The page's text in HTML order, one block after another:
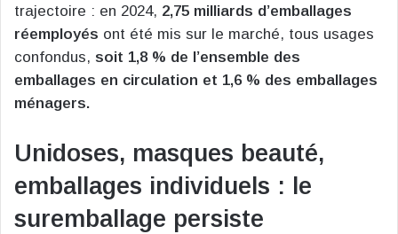
trajectoire : en 2024, 2,75 milliards d’emballages
réemployés ont été mis sur le marché, tous usages
confondus, soit 1,8 % de l’ensemble des
emballages en circulation et 1,6 % des emballages
ménagers.
Unidoses, masques beauté,
emballages individuels : le
suremballage persiste